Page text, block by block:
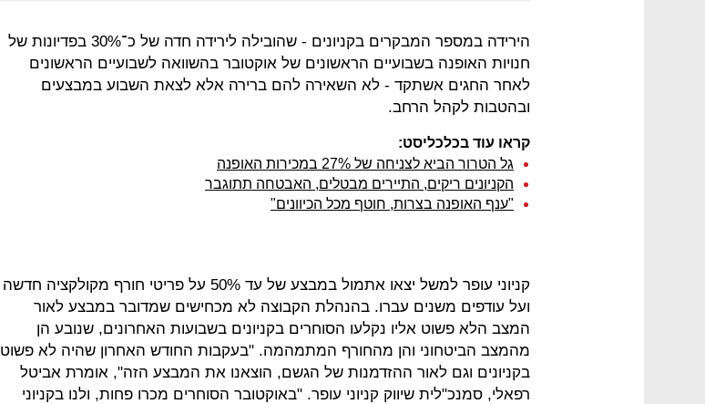
הירידה במספר המבקרים בקניונים ‑ שהובילה לירידה חדה של כ־30% בפדיונות של
חנויות האופנה בשבועיים הראשונים של אוקטובר בהשוואה לשבועיים הראשונים
לאחר החגים אשתקד ‑ לא השאירה להם ברירה אלא לצאת השבוע במבצעים
ובהטבות לקהל הרחב.
קראו עוד בכלכליסט:
גל הטרור הביא לצניחה של 27% במכירות האופנה
הקניונים ריקים, התיירים מבטלים, האבטחה תתוגבר
"ענף האופנה בצרות, חוטף מכל הכיוונים"
קניוני עופר למשל יצאו אתמול במבצע של עד 50% על פריטי חורף מקולקציה חדשה
ועל עודפים משנים עברו. בהנהלת הקבוצה לא מכחישים שמדובר במבצע לאור
המצב הלא פשוט אליו נקלעו הסוחרים בקניונים בשבועות האחרונים, שנובע הן
מהמצב הביטחוני והן מהחורף המתמהמה. "בעקבות החודש האחרון שהיה לא פשוט
בקניונים וגם לאור ההזדמנות של הגשם, הוצאנו את המבצע הזה", אומרת אביטל
רפאלי, סמנכ"לית שיווק קניוני עופר. "באוקטובר הסוחרים מכרו פחות, ולנו בקניוני